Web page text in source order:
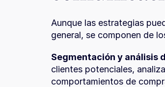
Aunque las estrategias
general, se componen de
Segmentación y análisis
clientes potenciales,
comportamientos de